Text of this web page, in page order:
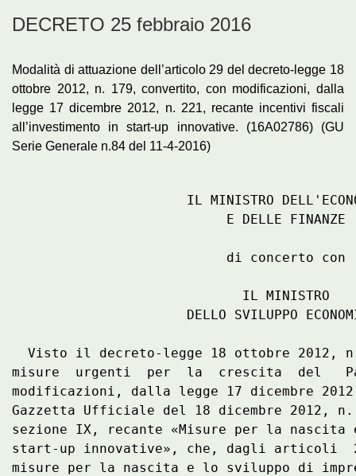
DECRETO 25 febbraio 2016
Modalità di attuazione dell’articolo 29 del decreto-legge 18
ottobre 2012, n. 179, convertito, con modificazioni, dalla
legge 17 dicembre 2012, n. 221, recante incentivi fiscali
all’investimento in start-up innovative. (16A02786) (GU
Serie Generale n.84 del 11-4-2016)
IL MINISTRO
                           E DELLE FINANZE
                           di concerto con
                             IL MINISTRO
DELLO SVILUPPO
Visto il decreto-legge 18 ottobre 2012,
misure  urgenti  per  la  crescita  del
modificazioni, dalla legge 17 dicembre
Gazzetta Ufficiale del 18 dicembre 2012,
sezione IX, recante «Misure per la
start-up innovative», che, dagli articoli
misure per la nascita e lo sviluppo di